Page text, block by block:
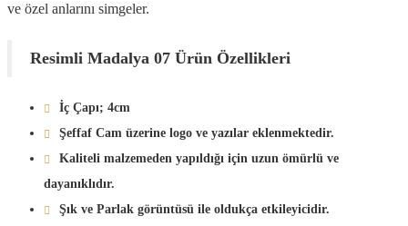
ve özel anlarını simgeler.
Resimli Madalya 07 Ürün Özellikleri
İç Çapı; 4cm
Şeffaf Cam üzerine logo ve yazılar eklenmektedir.
Kaliteli malzemeden yapıldığı için uzun ömürlü ve
dayanıklıdır.
Şık ve Parlak görüntüsü ile oldukça etkileyicidir.